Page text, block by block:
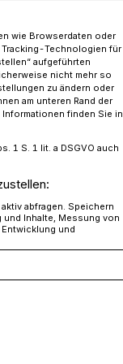
wie Browserdaten oder
Tracking-Technologien für
aufgeführten
nicht mehr so
zu ändern oder
am unteren Rand der
finden Sie in
1 S. 1 lit. a DSGVO auch
abfragen. Speichern
und Inhalte, Messung von
und